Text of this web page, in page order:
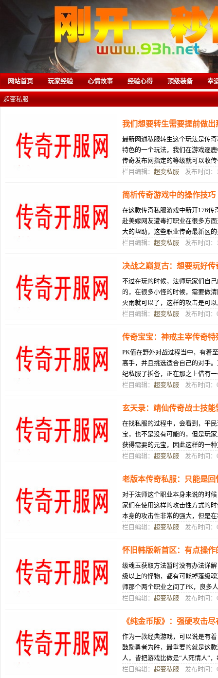
网站首页 玩家经验 心情故事 经验心得 顶级装备 幸
超变私服
我们想要转生需要提前做出
最新网通私服转生这个玩法是传
特色的一个玩法，我们在游戏逐
传奇发布网指定的等级就可以收
私服行转生了，只要等级和材料
栏目编辑： 超变私服 发布时间：
简析传奇游戏中的操作技巧
在这款传奇私服游戏中新开176
赴美嫁网友遭毒打职业在很多方
大的帮助，这些职业传奇最新区
多操作技巧，是需要玩家们自己去
栏目编辑： 超变私服 发布时间：
决战之巅复古：想要玩好
不过在玩的时候，法师玩家们自
的，在很多小怪的时候，需要做
火雨就可以了，这样的攻击是可
类型，所以人们在玩的时候，可
栏目编辑： 超变私服 发布时间：
传奇宝宝：神戒主宰传奇特
PK值在野外对战过程当中，有着
高手，并且挑选适合自己的对手
纪私服了拆备，正在那之上借有
备，那些便是那些特别拆备，正
栏目编辑： 超变私服 发布时间：
玄天录：靖仙传奇战士技
在找私服的过程中，会看到，平
宝，也不是没有可能的，但是玩
获得需要的元宝，因此这样的一
时了传奇公服游戏中应用武士了玩
栏目编辑： 超变私服 发布时间：
老版本传奇私服：只能是回
对于法师这个职业本身来说的时
家们在使用这样的攻击性方式的
本身的攻击性非常的强大，但是
己的量而出现严重的问题，因为现
栏目编辑： 超变私服 发布时间：
怀旧韩版新首区：有点操
级魂玉获取方法暂时没有办法详
级以上的怪物，都有可能掉落级
师那个两个职业之间了PK，良多
以为，便单单拿后期来讲，只需
栏目编辑： 超变私服 发布时间：
《纯金币版》：强硬攻击
作为一款经典游戏，可以说是有
鼓励勇者为胜，最重要的就是这
人，皆把游戏比做是“人死情人”
女。人类了死活压力，正在没有断
栏目编辑： 超变私服 发布时间：